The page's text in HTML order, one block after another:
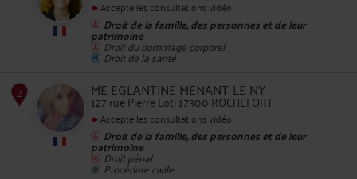
Accepte les consultations vidéo
Droit de la famille, des personnes et de leur
patrimoine
Droit du dommage corporel
Droit de la santé
ME EGLANTINE MENANT-LE NY
127 rue Pierre Loti 17300 ROCHEFORT
Accepte les consultations vidéo
Droit de la famille, des personnes et de leur
patrimoine
Droit pénal
Procédure civile